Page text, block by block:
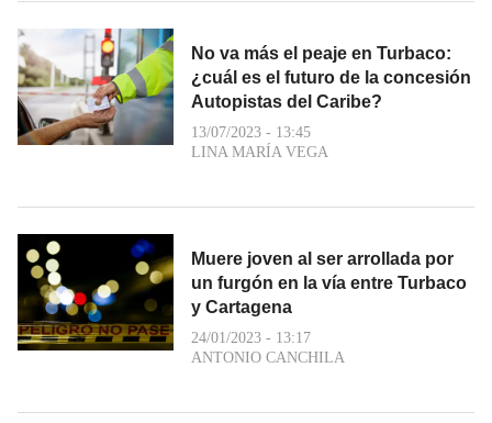
No va más el peaje en Turbaco:
¿cuál es el futuro de la concesión
Autopistas del Caribe?
13/07/2023 - 13:45
LINA MARÍA VEGA
Muere joven al ser arrollada por
un furgón en la vía entre Turbaco
y Cartagena
24/01/2023 - 13:17
ANTONIO CANCHILA